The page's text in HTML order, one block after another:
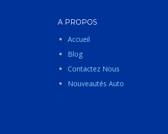
A PROPOS
Accueil
Blog
Contactez Nous
Nouveautés Auto